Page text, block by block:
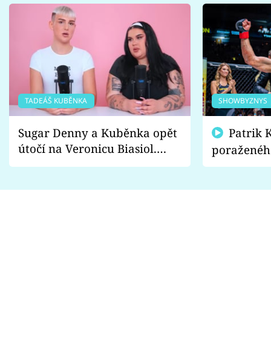
TADEÁŠ KUBĚNKA
Sugar Denny a Kuběnka opět
útočí na Veronicu Biasiol.
Proč je podle nich falešná a
SHOWBYZNYS
fanoušci